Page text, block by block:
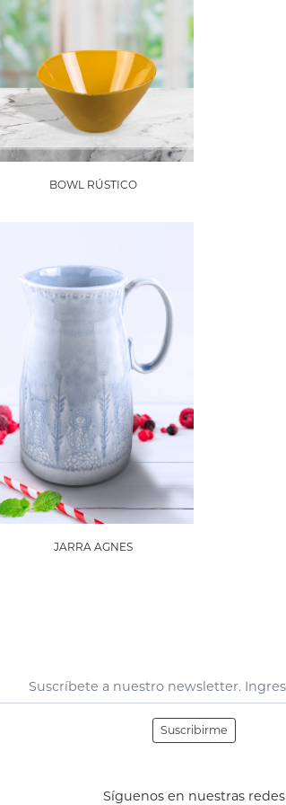
BOWL RÚSTICO
JARRA AGNES
Suscribirme
Síguenos en nuestras redes